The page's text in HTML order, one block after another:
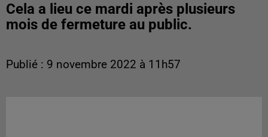
Cela a lieu ce mardi après plusieurs
mois de fermeture au public.
Publié : 9 novembre 2022 à 11h57